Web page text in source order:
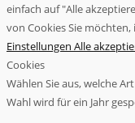
einfach auf "Alle
von Cookies Sie
Einstellungen Alle
Cookies
Wählen Sie aus, welche
Wahl wird für ein Jahr